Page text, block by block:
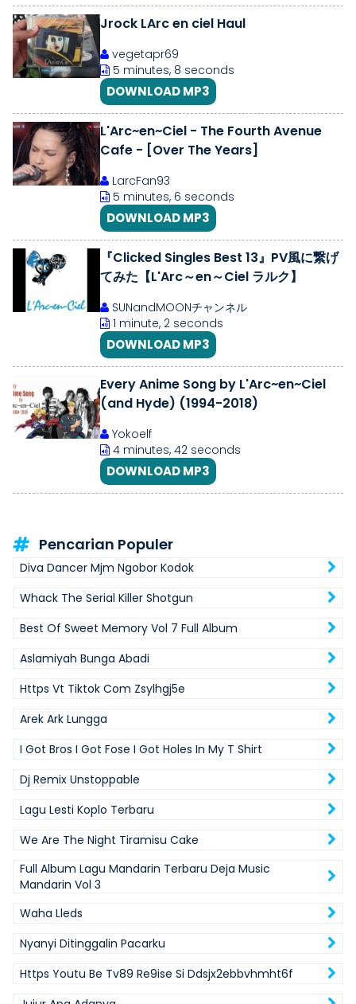
Jrock LArc en ciel Haul
vegetapr69
5 minutes, 8 seconds
DOWNLOAD MP3
L'Arc~en~Ciel - The Fourth Avenue
Cafe - [Over The Years]
LarcFan93
5 minutes, 6 seconds
DOWNLOAD MP3
『Clicked Singles Best 13』PV風に繋げ
てみた【L'Arc～en～Ciel ラルク】
SUNandMOONチャンネル
1 minute, 2 seconds
DOWNLOAD MP3
Every Anime Song by L'Arc~en~Ciel
(and Hyde) (1994-2018)
Yokoelf
4 minutes, 42 seconds
DOWNLOAD MP3
Pencarian Populer
Diva Dancer Mjm Ngobor Kodok
Whack The Serial Killer Shotgun
Best Of Sweet Memory Vol 7 Full Album
Aslamiyah Bunga Abadi
Https Vt Tiktok Com Zsylhgj5e
Arek Ark Lungga
I Got Bros I Got Fose I Got Holes In My T Shirt
Dj Remix Unstoppable
Lagu Lesti Koplo Terbaru
We Are The Night Tiramisu Cake
Full Album Lagu Mandarin Terbaru Deja Music
Mandarin Vol 3
Waha Lleds
Nyanyi Ditinggalin Pacarku
Https Youtu Be Tv89 Re9ise Si Ddsjx2ebbvhmht6f